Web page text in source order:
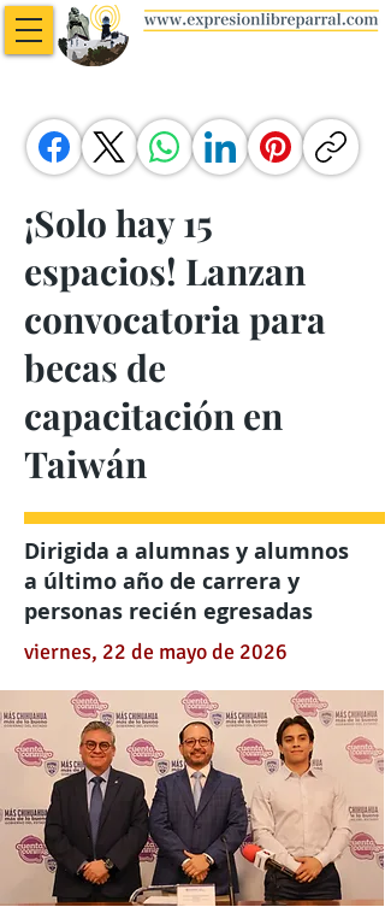
¡Solo hay 15
espacios! Lanzan
convocatoria para
becas de
capacitación en
Taiwán
Dirigida a alumnas y alumnos
a último año de carrera y
personas recién egresadas
viernes, 22 de mayo de 2026